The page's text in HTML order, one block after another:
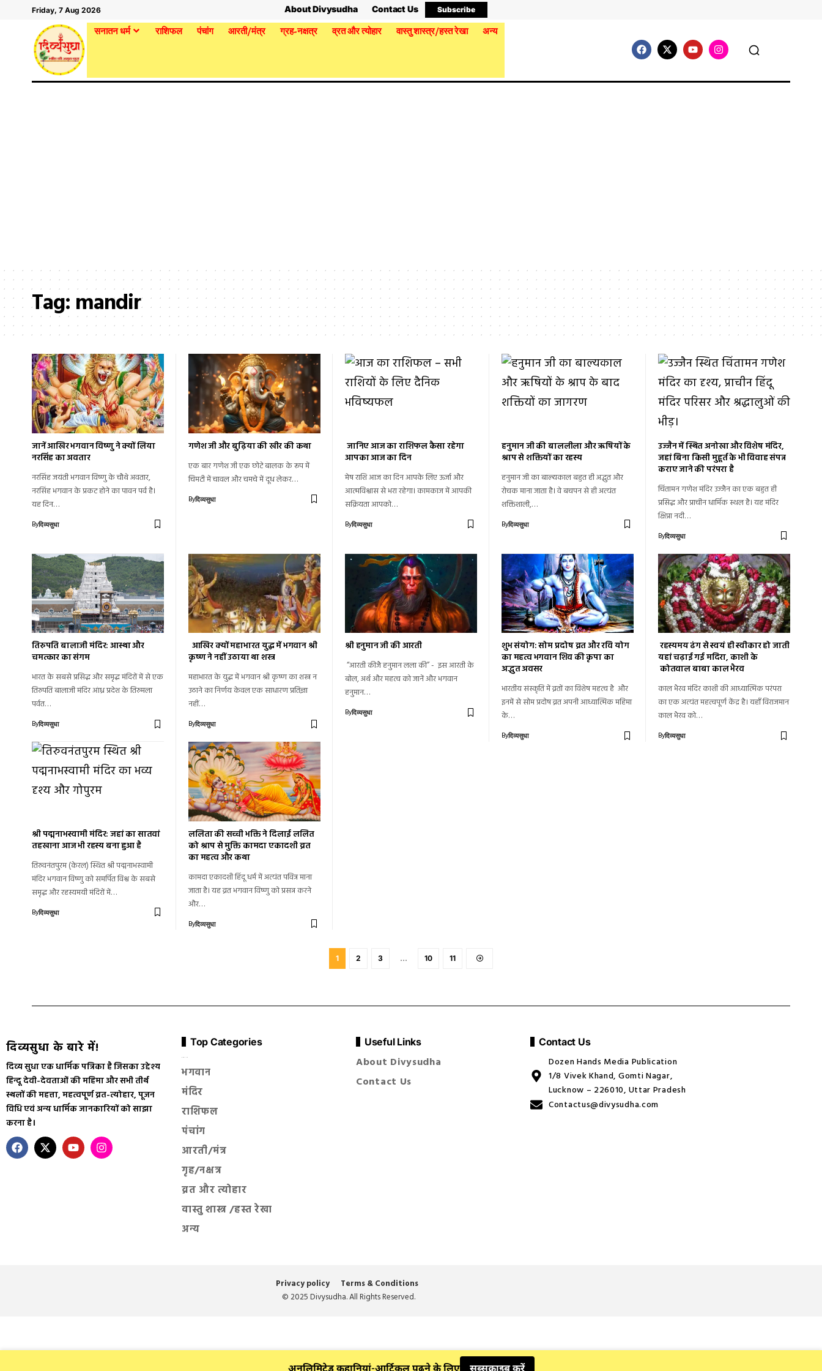
Friday, 7 Aug 2026 About Divysudha Contact Us Subscribe
सनातन धर्म राशिफल पंचांग आरती/मंत्र ग्रह-नक्षत्र व्रत और त्योहार वास्तु शास्त्र/हस्त रेखा अन्य
Tag:mandir
जानें आखिर भगवान विष्णु ने क्यों लिया
नरसिंह का अवतार
नरसिंह जयंती भगवान विष्णु के चौथे अवतार,
नरसिंह भगवान के प्रकट होने का पावन पर्व है।
यह दिन…
Byदिव्यसुधा
गणेश जी और बुढ़िया की खीर की कथा
एक बार गणेश जी एक छोटे बालक के रूप में
चिमटी में चावल और चमचे में दूध लेकर…
Byदिव्यसुधा
जानिए आज का राशिफल कैसा रहेगा
आपका आज का दिन
मेष राशि आज का दिन आपके लिए ऊर्जा और
आत्मविश्वास से भरा रहेगा। कामकाज में आपकी
सक्रियता आपको…
Byदिव्यसुधा
हनुमान जी की बाललीला और ऋषियों के
श्राप से शक्तियों का रहस्य
हनुमान जी का बाल्यकाल बहुत ही अद्भुत और
रोचक माना जाता है। वे बचपन से ही अत्यंत
शक्तिशाली,…
Byदिव्यसुधा
उज्जैन में स्थित अनोखा और विशेष मंदिर,
जहां बिना किसी मुहूर्त के भी विवाह संपन्न
कराए जाने की परंपरा है
चिंतामन गणेश मंदिर उज्जैन का एक बहुत ही
प्रसिद्ध और प्राचीन धार्मिक स्थल है। यह मंदिर
क्षिप्रा नदी…
Byदिव्यसुधा
तिरुपति बालाजी मंदिर: आस्था और
चमत्कार का संगम
भारत के सबसे प्रसिद्ध और समृद्ध मंदिरों में से एक
तिरुपति बालाजी मंदिर आंध्र प्रदेश के तिरुमला
पर्वत…
Byदिव्यसुधा
आखिर क्यों महाभारत युद्ध में भगवान श्री
कृष्ण ने नहीं उठाया था शस्त्र
महाभारत के युद्ध में भगवान श्री कृष्ण का शस्त्र न
उठाने का निर्णय केवल एक साधारण प्रतिज्ञा
नहीं…
Byदिव्यसुधा
श्री हनुमान जी की आरती
“आरती कीजै हनुमान लला की” - इस आरती के
बोल, अर्थ और महत्व को जानें और भगवान
हनुमान…
Byदिव्यसुधा
शुभ संयोग: सोम प्रदोष व्रत और रवि योग
का महत्व भगवान शिव की कृपा का
अद्भुत अवसर
भारतीय संस्कृति में व्रतों का विशेष महत्व है और
इनमें से सोम प्रदोष व्रत अपनी आध्यात्मिक महिमा
के…
Byदिव्यसुधा
रहस्यमय ढंग से स्वयं ही स्वीकार हो जाती
यहां चढ़ाई गई मदिरा, काशी के
कोतवाल बाबा काल भैरव
काल भैरव मंदिर काशी की आध्यात्मिक परंपरा
का एक अत्यंत महत्वपूर्ण केंद्र है। यहाँ विराजमान
काल भैरव को…
Byदिव्यसुधा
श्री पद्मनाभस्वामी मंदिर: जहां का सातवां
तहखाना आज भी रहस्य बना हुआ है
तिरुवनंतपुरम (केरल) स्थित श्री पद्मनाभस्वामी
मंदिर भगवान विष्णु को समर्पित विश्व के सबसे
समृद्ध और रहस्यमयी मंदिरों में…
Byदिव्यसुधा
ललिता की सच्ची भक्ति ने दिलाई ललित
को श्राप से मुक्ति कामदा एकादशी व्रत
का महत्व और कथा
कामदा एकादशी हिंदू धर्म में अत्यंत पवित्र माना
जाता है। यह व्रत भगवान विष्णु को प्रसन्न करने
और…
Byदिव्यसुधा
1 2 3 … 10 11
दिव्यसुधा के बारे में!
दिव्य सुधा एक धार्मिक पत्रिका है जिसका उद्देश्य
हिन्दू देवी-देवताओं की महिमा और सभी तीर्थ
स्थलों की महत्ता, महत्वपूर्ण व्रत-त्योहार, पूजन
विधि एवं अन्य धार्मिक जानकारियों को साझा
करना है।
Top Categories
भगवान
मंदिर
राशिफल
पंचांग
आरती/मंत्र
गृह/नक्षत्र
व्रत और त्योहार
वास्तु शास्त्र /हस्त रेखा
अन्य
Useful Links
About Divysudha
Contact Us
Contact Us
Dozen Hands Media Publication
1/8 Vivek Khand, Gomti Nagar,
Lucknow – 226010, Uttar Pradesh
Contactus@divysudha.com
Privacy policy
Terms & Conditions
© 2025 Divysudha. All Rights Reserved.